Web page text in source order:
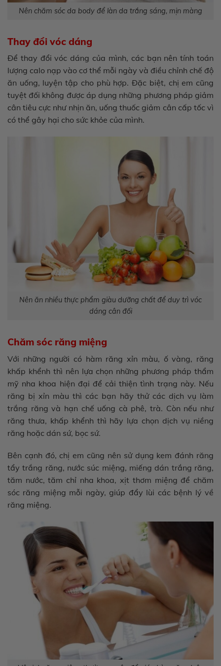
Nên chăm sóc da body để làn da trắng sáng, mịn màng
Thay đổi vóc dáng
Để thay đổi vóc dáng của mình, các bạn nên tính toán
lượng calo nạp vào cơ thể mỗi ngày và điều chỉnh chế độ
ăn uống, luyện tập cho phù hợp. Đặc biệt, chị em cũng
tuyệt đối không được áp dụng những phương pháp giảm
cân tiêu cực như nhịn ăn, uống thuốc giảm cân cấp tốc vì
có thể gây hại cho sức khỏe của mình.
Nên ăn nhiều thực phẩm giàu dưỡng chất để duy trì vóc
dáng cân đối
Chăm sóc răng miệng
Với những người có hàm răng xỉn màu, ố vàng, răng
khấp khểnh thì nên lựa chọn những phương pháp thẩm
mỹ nha khoa hiện đại để cải thiện tình trạng này. Nếu
răng bị xỉn màu thì các bạn hãy thử các dịch vụ làm
trắng răng và hạn chế uống cà phê, trà. Còn nếu như
răng thưa, khấp khểnh thì hãy lựa chọn dịch vụ niềng
răng hoặc dán sứ, bọc sứ.
Bên cạnh đó, chị em cũng nên sử dụng kem đánh răng
tẩy trắng răng, nước súc miệng, miếng dán trắng răng,
tăm nước, tăm chỉ nha khoa, xịt thơm miệng để chăm
sóc răng miệng mỗi ngày, giúp đẩy lùi các bệnh lý về
răng miệng.